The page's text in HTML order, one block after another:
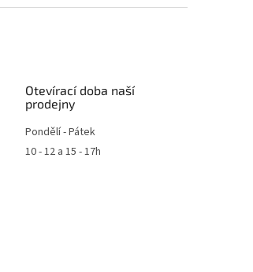
Otevírací doba naší
prodejny
Pondělí - Pátek
10 - 12 a 15 - 17h